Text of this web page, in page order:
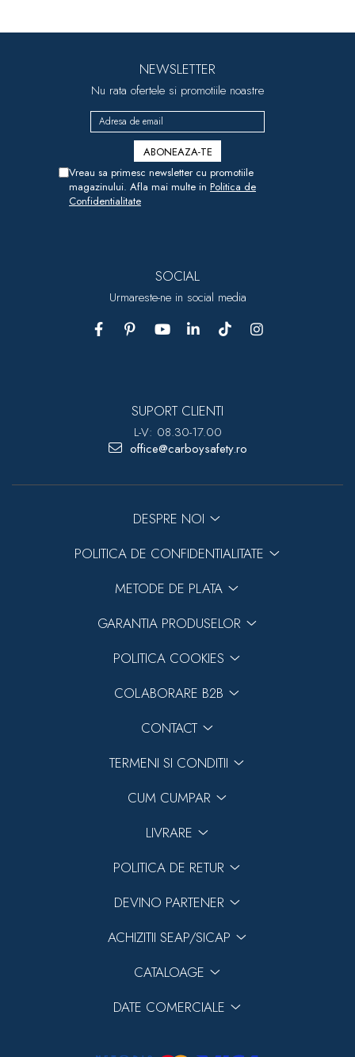
NEWSLETTER
Nu rata ofertele si promotiile noastre
Vreau sa primesc newsletter cu promotiile
magazinului. Afla mai multe in Politica de
Confidentialitate
SOCIAL
Urmareste-ne in social media
SUPORT CLIENTI
L-V: 08.30-17.00
office@carboysafety.ro
DESPRE NOI
POLITICA DE CONFIDENTIALITATE
METODE DE PLATA
GARANTIA PRODUSELOR
POLITICA COOKIES
COLABORARE B2B
CONTACT
TERMENI SI CONDITII
CUM CUMPAR
LIVRARE
POLITICA DE RETUR
DEVINO PARTENER
ACHIZITII SEAP/SICAP
CATALOAGE
DATE COMERCIALE